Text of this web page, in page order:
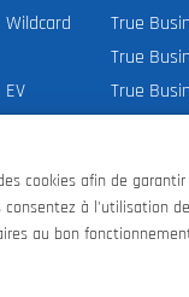
EV
True
True
True
cookies afin de
consentez à l'utilisation
au bon